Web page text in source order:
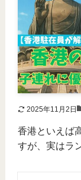
2025年11月2日
香港といえば
すが、実はラ